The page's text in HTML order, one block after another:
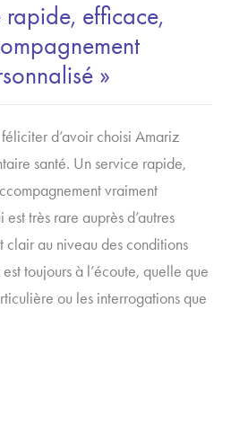
rapide, efficace,
»
d’avoir choisi Amariz
santé. Un service rapide,
vraiment
très rare auprès d’autres
clair au niveau des conditions
toujours à l’écoute, quelle que
ou les interrogations que